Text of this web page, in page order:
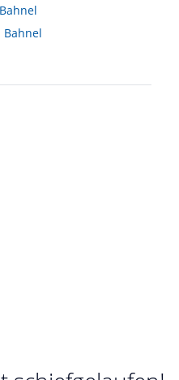
Bahnel